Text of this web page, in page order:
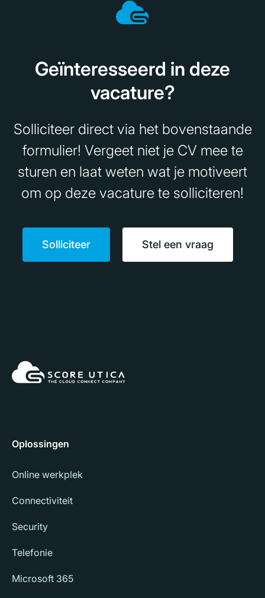
Geïnteresseerd in deze
vacature?
Solliciteer direct via het bovenstaande
formulier! Vergeet niet je CV mee te
sturen en laat weten wat je motiveert
om op deze vacature te solliciteren!
Solliciteer Stel een vraag
Oplossingen
Online werkplek
Connectiviteit
Security
Telefonie
Microsoft 365